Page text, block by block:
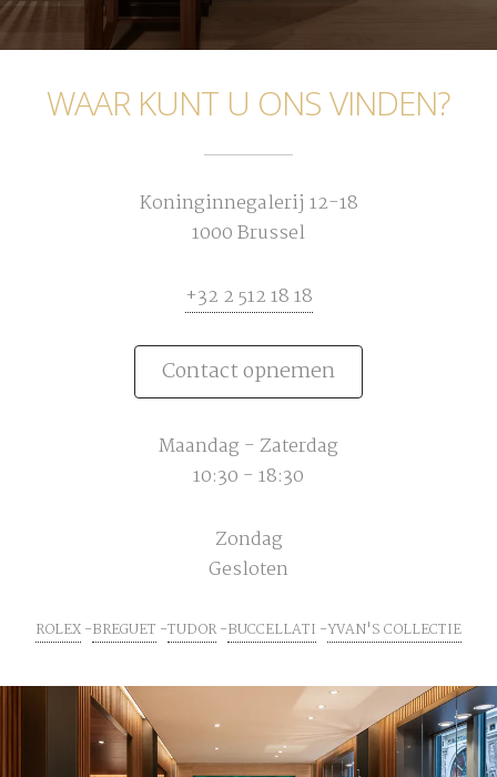
WAAR KUNT U ONS VINDEN?
Koninginnegalerij 12-18
1000 Brussel
+32 2 512 18 18
Contact opnemen
Maandag - Zaterdag
10:30 - 18:30
Zondag
Gesloten
ROLEX BREGUET TUDOR BUCCELLATI YVAN'S COLLECTIE